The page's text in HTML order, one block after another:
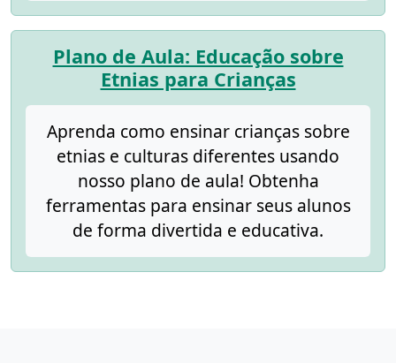
Plano de Aula: Educação sobre
Etnias para Crianças
Aprenda como ensinar crianças sobre
etnias e culturas diferentes usando
nosso plano de aula! Obtenha
ferramentas para ensinar seus alunos
de forma divertida e educativa.